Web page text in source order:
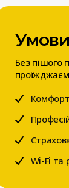
Без пішого
Wi-Fi та